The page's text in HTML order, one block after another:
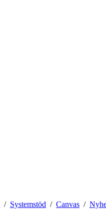
Systemstöd Canvas